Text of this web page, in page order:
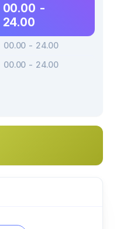
00.00 -
24.00
00.00 - 24.00
00.00 - 24.00